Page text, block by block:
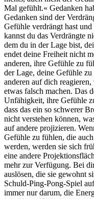
Mal gefühlt.« Gedanken
Gedanken sind der
Gefühle verdrängt hast
kannst du das Verdrängte
dem du in der Lage bist,
endet deine Freiheit nicht
anderen, ihre Gefühle zu
der Lage, deine Gefühle
anderen auf dich
etwas falsch machen. Das
Unfähigkeit, ihre Gefühle
dass das ein so schwerer
nicht verstehen können,
auf andere projizieren.
Gefühle zu fühlen, die
werden, werden sie sich
eine andere
mehr zur Verfügung. Bei
auslösen, die sie gewohnt
Schuld-Ping-Pong-Spiel
immer nur darum, die